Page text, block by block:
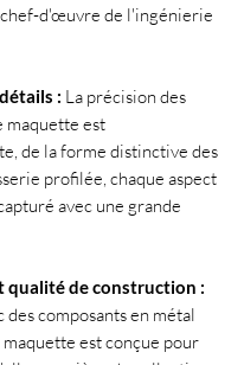
d'œuvre de l'ingénierie
: La précision des
maquette est
de la forme distinctive des
profilée, chaque aspect
avec une grande
qualité de construction :
des composants en métal
est conçue pour